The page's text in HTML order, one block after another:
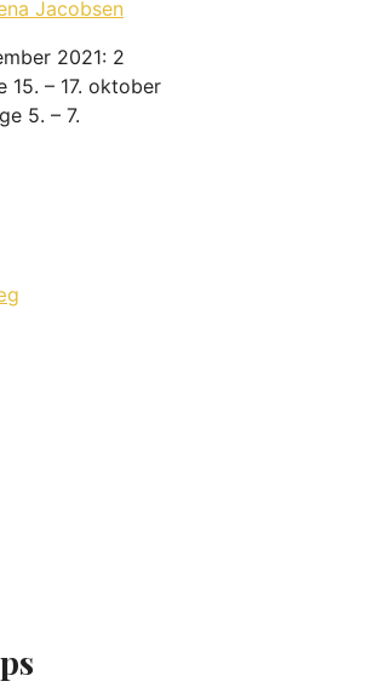
Jacobsen
2021: 2
15. – 17. oktober
5. – 7.